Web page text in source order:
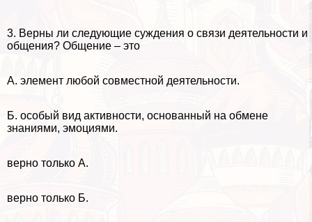
3. Верны ли следующие суждения о связи деятельности и
общения? Общение – это
А. элемент любой совместной деятельности.
Б. особый вид активности, основанный на обмене
знаниями, эмоциями.
верно только А.
верно только Б.